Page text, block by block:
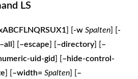
LS
] [-w Spalten] [-
–all ] [–escape] [–directory] [–
uid-gid] [–hide-control-
] [–width= Spalten] [–